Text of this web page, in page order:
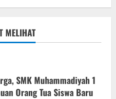
MELIHAT
SMK Muhammadiyah 1
Orang Tua Siswa Baru